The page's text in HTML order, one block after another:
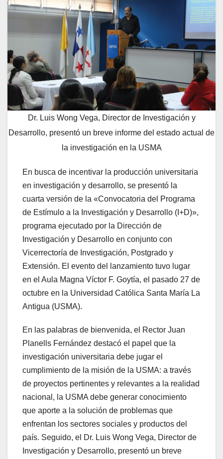
Dr. Luis Wong Vega, Director de Investigación y
Desarrollo, presentó un breve informe del estado actual de
la investigación en la USMA
En busca de incentivar la producción universitaria
en investigación y desarrollo, se presentó la
cuarta versión de la «Convocatoria del Programa
de Estímulo a la Investigación y Desarrollo (I+D)»,
programa ejecutado por la Dirección de
Investigación y Desarrollo en conjunto con
Vicerrectoría de Investigación, Postgrado y
Extensión. El evento del lanzamiento tuvo lugar
en el Aula Magna Víctor F. Goytía, el pasado 27 de
octubre en la Universidad Católica Santa María La
Antigua (USMA).
En las palabras de bienvenida, el Rector Juan
Planells Fernández destacó el papel que la
investigación universitaria debe jugar el
cumplimiento de la misión de la USMA: a través
de proyectos pertinentes y relevantes a la realidad
nacional, la USMA debe generar conocimiento
que aporte a la solución de problemas que
enfrentan los sectores sociales y productos del
país. Seguido, el Dr. Luis Wong Vega, Director de
Investigación y Desarrollo, presentó un breve